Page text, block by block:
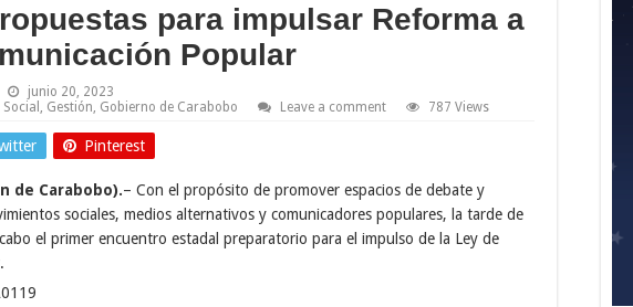
para impulsar Reforma a
Popular
junio 20, 2023
Gestión Gobierno de Carabobo Leave a comment 787 Views
Pinterest
de Carabobo).– Con el propósito de promover espacios de debate y
sociales, medios alternativos y comunicadores populares, la tarde de
el primer encuentro estadal preparatorio para el impulso de la Ley de